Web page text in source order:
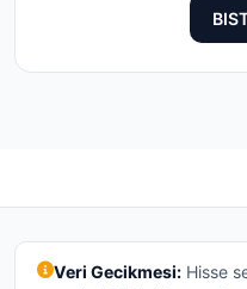
Veri Gecikmesi:Hisse